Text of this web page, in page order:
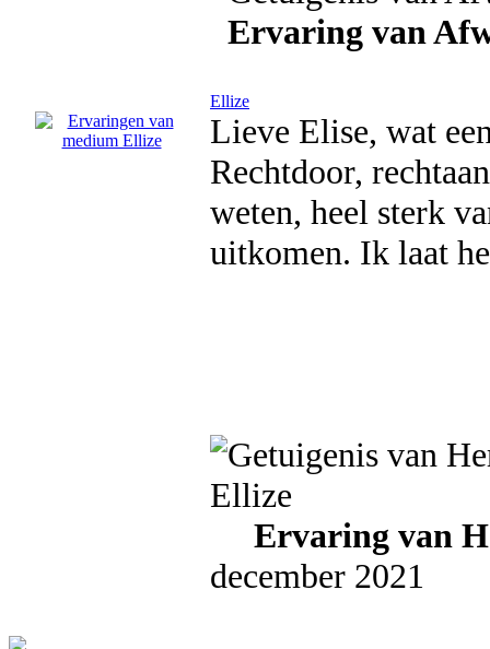
Ervaring van
Ellize
Lieve Elise, wat
Rechtdoor,
weten, heel sterk
uitkomen. Ik laat
Ervaring van
december 2021